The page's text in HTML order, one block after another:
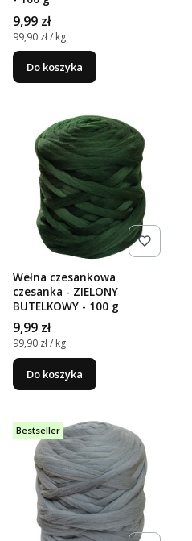
Cena
9,99 zł
Cena jednostkowa
99,90 zł / kg
Do koszyka
Wełna czesankowa
czesanka - ZIELONY
BUTELKOWY - 100 g
Cena
9,99 zł
Cena jednostkowa
99,90 zł / kg
Do koszyka
Bestseller